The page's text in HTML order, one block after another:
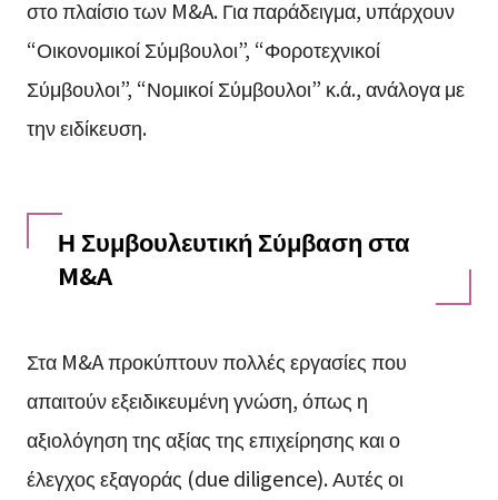
στο πλαίσιο των M&A. Για παράδειγμα, υπάρχουν
“Οικονομικοί Σύμβουλοι”, “Φοροτεχνικοί
Σύμβουλοι”, “Νομικοί Σύμβουλοι” κ.ά., ανάλογα με
την ειδίκευση.
Η Συμβουλευτική Σύμβαση στα
M&A
Στα M&A προκύπτουν πολλές εργασίες που
απαιτούν εξειδικευμένη γνώση, όπως η
αξιολόγηση της αξίας της επιχείρησης και ο
έλεγχος εξαγοράς (due diligence). Αυτές οι